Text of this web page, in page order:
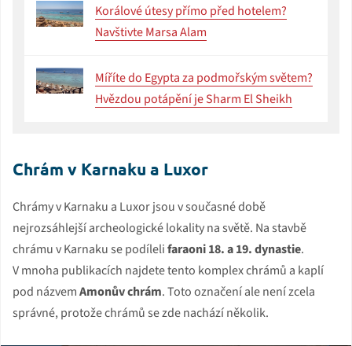
Korálové útesy přímo před hotelem?
Navštivte Marsa Alam
Míříte do Egypta za podmořským světem?
Hvězdou potápění je Sharm El Sheikh
Chrám v Karnaku a Luxor
Chrámy v Karnaku a Luxor jsou v současné době
nejrozsáhlejší archeologické lokality na světě. Na stavbě
chrámu v Karnaku se podílelifaraoni 18. a 19. dynastie.
V mnoha publikacích najdete tento komplex chrámů a kaplí
pod názvemAmonův chrám. Toto označení ale není zcela
správné, protože chrámů se zde nachází několik.